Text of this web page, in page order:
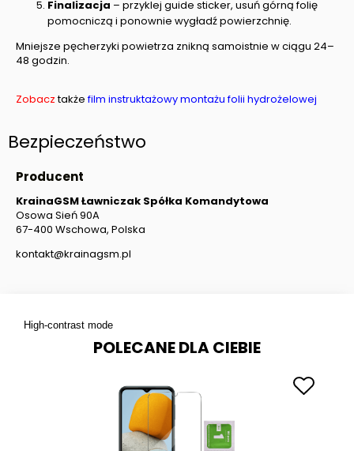
Finalizacja – przyklej guide sticker, usuń górną folię
pomocniczą i ponownie wygładź powierzchnię.
Mniejsze pęcherzyki powietrza znikną samoistnie w ciągu 24–
48 godzin.
Zobacztakżefilm instruktażowy montażu folii hydrożelowej
Bezpieczeństwo
Producent
KrainaGSM Ławniczak Spółka Komandytowa
Osowa Sień 90A
67-400 Wschowa, Polska
kontakt@krainagsm.pl
High-contrast mode
POLECANE DLA CIEBIE